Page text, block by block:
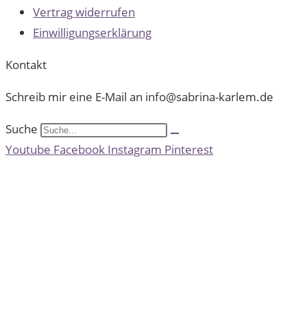
Vertrag widerrufen
Einwilligungserklärung
Kontakt
Schreib mir eine E-Mail an info@sabrina-karlem.de
Suche
Youtube Facebook Instagram Pinterest